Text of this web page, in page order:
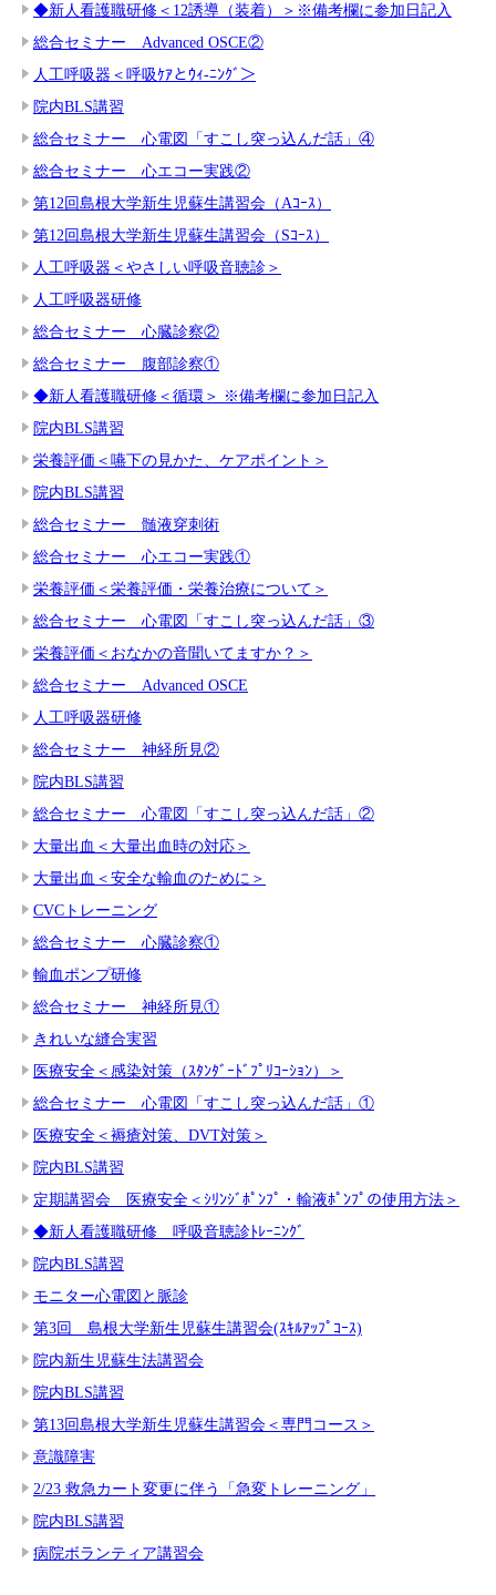
◆新人看護職研修＜12誘導（装着）＞※備考欄に参加日記入
総合セミナー Advanced OSCE②
人工呼吸器＜呼吸ｹｱとｳｨ-ﾆﾝｸﾞ＞
院内BLS講習
総合セミナー 心電図「すこし突っ込んだ話」④
総合セミナー 心エコー実践②
第12回島根大学新生児蘇生講習会（Aｺｰｽ）
第12回島根大学新生児蘇生講習会（Sｺｰｽ）
人工呼吸器＜やさしい呼吸音聴診＞
人工呼吸器研修
総合セミナー 心臓診察②
総合セミナー 腹部診察①
◆新人看護職研修＜循環＞ ※備考欄に参加日記入
院内BLS講習
栄養評価＜嚥下の見かた、ケアポイント＞
院内BLS講習
総合セミナー 髄液穿刺術
総合セミナー 心エコー実践①
栄養評価＜栄養評価・栄養治療について＞
総合セミナー 心電図「すこし突っ込んだ話」③
栄養評価＜おなかの音聞いてますか？＞
総合セミナー Advanced OSCE
人工呼吸器研修
総合セミナー 神経所見②
院内BLS講習
総合セミナー 心電図「すこし突っ込んだ話」②
大量出血＜大量出血時の対応＞
大量出血＜安全な輸血のために＞
CVCトレーニング
総合セミナー 心臓診察①
輸血ポンプ研修
総合セミナー 神経所見①
きれいな縫合実習
医療安全＜感染対策（ｽﾀﾝﾀﾞｰﾄﾞﾌﾟﾘｺｰｼｮﾝ）＞
総合セミナー 心電図「すこし突っ込んだ話」①
医療安全＜褥瘡対策、DVT対策＞
院内BLS講習
定期講習会 医療安全＜ｼﾘﾝｼﾞﾎﾟﾝﾌﾟ・輸液ﾎﾟﾝﾌﾟの使用方法＞
◆新人看護職研修 呼吸音聴診ﾄﾚｰﾆﾝｸﾞ
院内BLS講習
モニター心電図と脈診
第3回 島根大学新生児蘇生講習会(ｽｷﾙｱｯﾌﾟｺｰｽ)
院内新生児蘇生法講習会
院内BLS講習
第13回島根大学新生児蘇生講習会＜専門コース＞
意識障害
2/23 救急カート変更に伴う「急変トレーニング」
院内BLS講習
病院ボランティア講習会